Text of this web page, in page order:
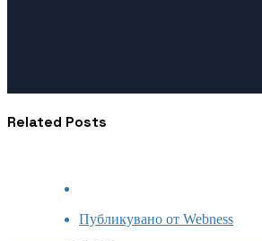
Related Posts
Публикувано от Webness